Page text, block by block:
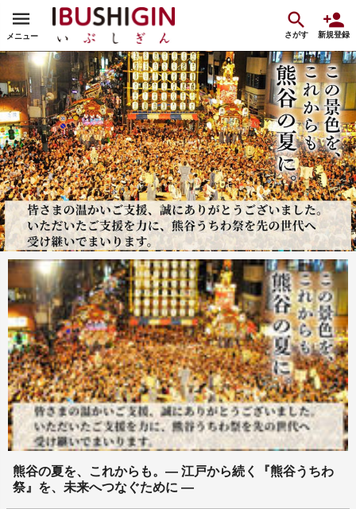
メニュー さがす 新規登録
熊谷の夏を、これからも。― 江戸から続く『熊谷うちわ
祭』を、未来へつなぐために ―